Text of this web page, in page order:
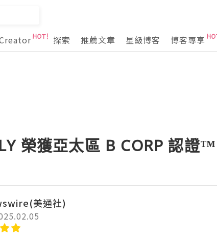
探索 推薦文章 星級博客 博客專享
榮獲亞太區 B CORP 認證™
美通社)